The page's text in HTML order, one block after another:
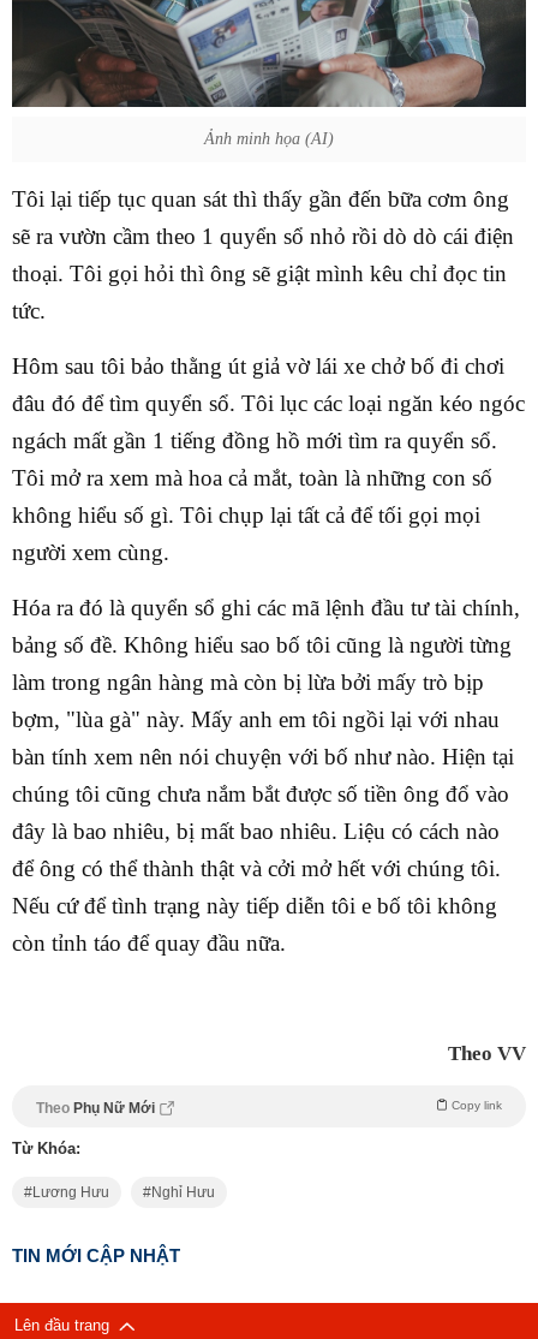
Ảnh minh họa (AI)
Tôi lại tiếp tục quan sát thì thấy gần đến bữa cơm ông
sẽ ra vườn cầm theo 1 quyển sổ nhỏ rồi dò dò cái điện
thoại. Tôi gọi hỏi thì ông sẽ giật mình kêu chỉ đọc tin
tức.
Hôm sau tôi bảo thằng út giả vờ lái xe chở bố đi chơi
đâu đó để tìm quyển sổ. Tôi lục các loại ngăn kéo ngóc
ngách mất gần 1 tiếng đồng hồ mới tìm ra quyển sổ.
Tôi mở ra xem mà hoa cả mắt, toàn là những con số
không hiểu số gì. Tôi chụp lại tất cả để tối gọi mọi
người xem cùng.
Hóa ra đó là quyển sổ ghi các mã lệnh đầu tư tài chính,
bảng số đề. Không hiểu sao bố tôi cũng là người từng
làm trong ngân hàng mà còn bị lừa bởi mấy trò bịp
bợm, "lùa gà" này. Mấy anh em tôi ngồi lại với nhau
bàn tính xem nên nói chuyện với bố như nào. Hiện tại
chúng tôi cũng chưa nắm bắt được số tiền ông đổ vào
đây là bao nhiêu, bị mất bao nhiêu. Liệu có cách nào
để ông có thể thành thật và cởi mở hết với chúng tôi.
Nếu cứ để tình trạng này tiếp diễn tôi e bố tôi không
còn tỉnh táo để quay đầu nữa.
Theo VV
Theo Phụ Nữ Mới Copy link
Từ Khóa:
Lương Hưu Nghỉ Hưu
TIN MỚI CẬP NHẬT
Lên đầu trang